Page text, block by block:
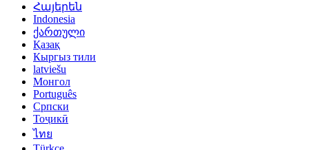
Հայերեն
Indonesia
ქართული
Қазақ
Кыргыз тили
latviešu
Монгол
Português
Српски
Тоҷикӣ
ไทย